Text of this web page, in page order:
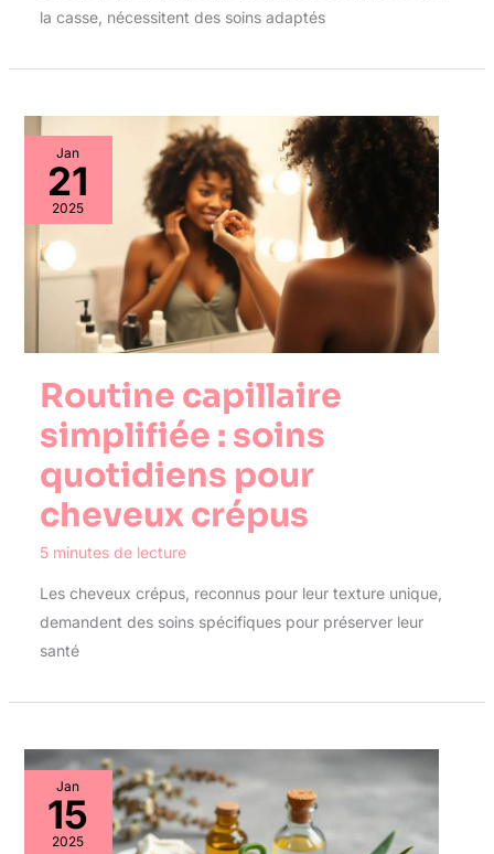
la casse, nécessitent des soins adaptés
Jan
21
2025
Routine capillaire
simplifiée : soins
quotidiens pour
cheveux crépus
5 minutes de lecture
Les cheveux crépus, reconnus pour leur texture unique,
demandent des soins spécifiques pour préserver leur
santé
Jan
15
2025